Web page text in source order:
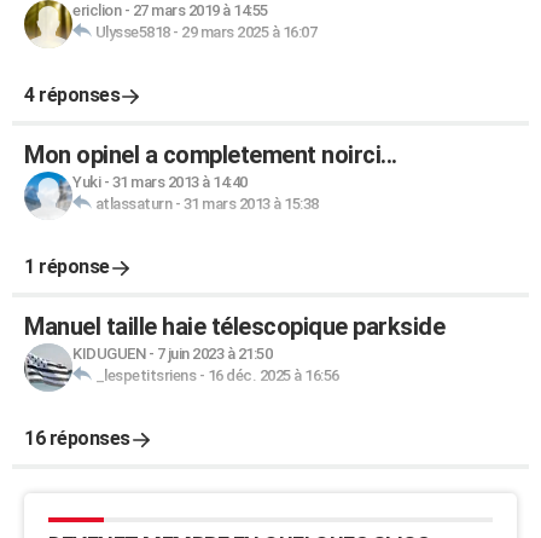
ericlion- 27 mars 2019 à 14:55
Ulysse5818- 29 mars 2025 à 16:07
4 réponses
Mon opinel a completement noirci...
Yuki- 31 mars 2013 à 14:40
atlassaturn- 31 mars 2013 à 15:38
1 réponse
Manuel taille haie télescopique parkside
KIDUGUEN- 7 juin 2023 à 21:50
_lespetitsriens- 16 déc. 2025 à 16:56
16 réponses